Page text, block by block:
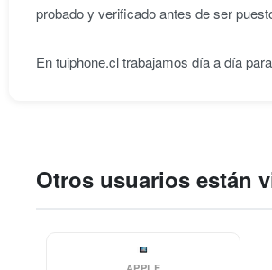
probado y verificado antes de ser
En tuiphone.cl trabajamos día a día
Otros usuarios están